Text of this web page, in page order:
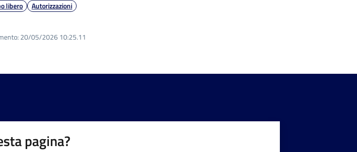
libero Autorizzazioni
20/05/2026 10:25.11
pagina?